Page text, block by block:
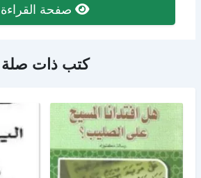
صفحة القراءة
كتب ذات صلة